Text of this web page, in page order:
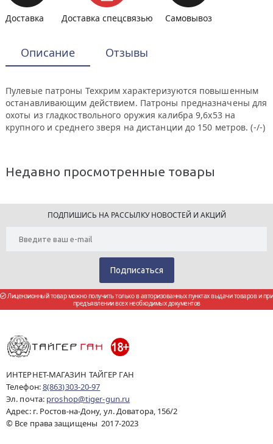
Доставка Доставка спецсвязью Самовывоз
Описание Отзывы
Пулевые патроны Техкрим характеризуются повышенным
останавливающим действием. Патроны предназначены для
охоты из гладкоствольного оружия калибра 9,6х53 на
крупного и среднего зверя на дистанции до 150 метров. (-/-)
Недавно просмотренные товары
ПОДПИШИСЬ НА РАССЫЛКУ НОВОСТЕЙ И АКЦИЙ
Лицензионный товар можно получить только в авторизованных пунктах выдачи товаров и при
предъявлении всех необходимых документов
ИНТЕРНЕТ-МАГАЗИН ТАЙГЕР ГАН
Телефон:8(863)303-20-97
Эл. почта: proshop@tiger-gun.ru
Адрес: г. Ростов-на-Дону, ул. Доватора, 156/2
© Все права защищены 2017-2023